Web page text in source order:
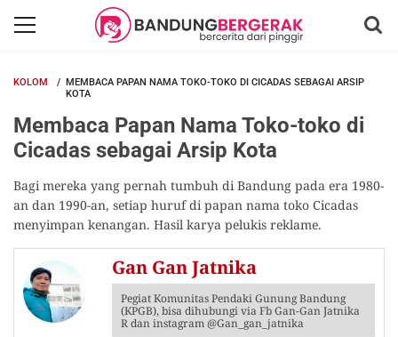
KOLOM
MEMBACA PAPAN NAMA TOKO-TOKO DI CICADAS SEBAGAI ARSIP
KOTA
Membaca Papan Nama Toko-toko di
Cicadas sebagai Arsip Kota
Bagi mereka yang pernah tumbuh di Bandung pada era 1980-
an dan 1990-an, setiap huruf di papan nama toko Cicadas
menyimpan kenangan. Hasil karya pelukis reklame.
Gan Gan Jatnika
Pegiat Komunitas Pendaki Gunung Bandung
(KPGB), bisa dihubungi via Fb Gan-Gan Jatnika
R dan instagram @Gan_gan_jatnika